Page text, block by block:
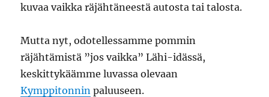
kuvaa vaikka räjähtäneestä autosta tai talosta.
Mutta nyt, odotellessamme pommin
räjähtämistä ”jos vaikka” Lähi-idässä,
keskittykäämme luvassa olevaan
Kymppitonnin paluuseen.